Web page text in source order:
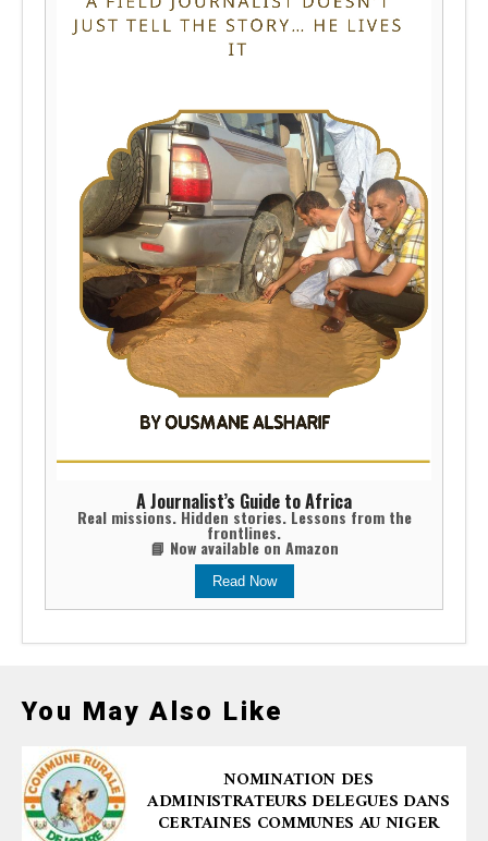
A Journalist’s Guide to Africa
Real missions. Hidden stories. Lessons from the
frontlines.
📘 Now available on Amazon
Read Now
You May Also Like
NOMINATION DES
ADMINISTRATEURS DELEGUES DANS
CERTAINES COMMUNES AU NIGER